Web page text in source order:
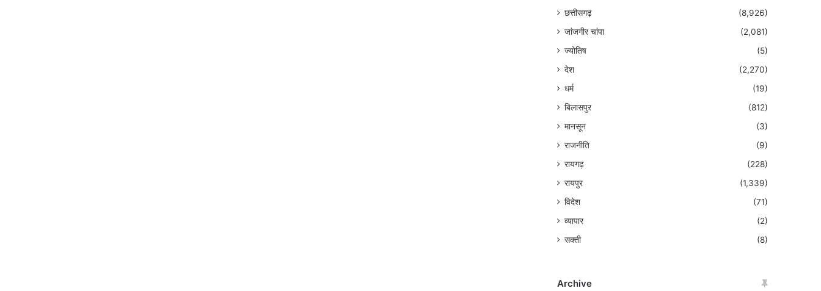
छत्तीसगढ़
(8,926)
जांजगीर चांपा
(2,081)
ज्योतिष
(5)
देश
(2,270)
धर्म
(19)
बिलासपुर
(812)
मानसून
(3)
राजनीति
(9)
रायगढ़
(228)
रायपुर
(1,339)
विदेश
(71)
व्यापार
(2)
सक्ती
(8)
Archive